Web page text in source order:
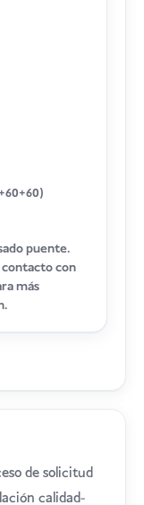
puente.
contacto con
más
de solicitud
calidad-